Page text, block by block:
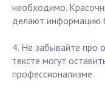
необходимо.
делают информацию
4. Не забывайте про
тексте могут
профессионализме.